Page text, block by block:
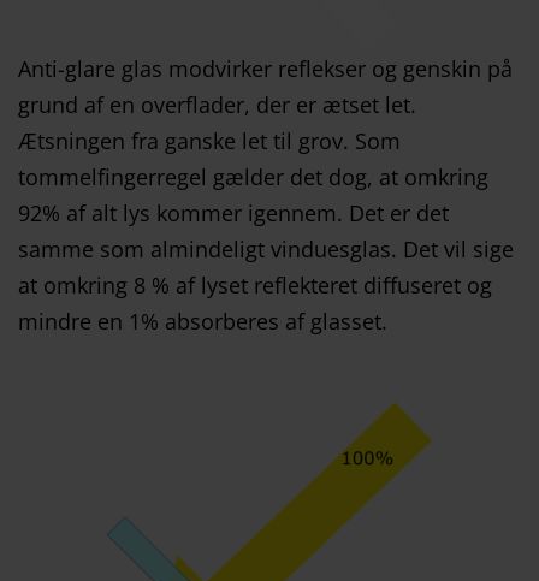
Anti-glare glas modvirker reflekser og genskin på
grund af en overflader, der er ætset let.
Ætsningen fra ganske let til grov. Som
tommelfingerregel gælder det dog, at omkring
92% af alt lys kommer igennem. Det er det
samme som almindeligt vinduesglas. Det vil sige
at omkring 8 % af lyset reflekteret diffuseret og
mindre en 1% absorberes af glasset.